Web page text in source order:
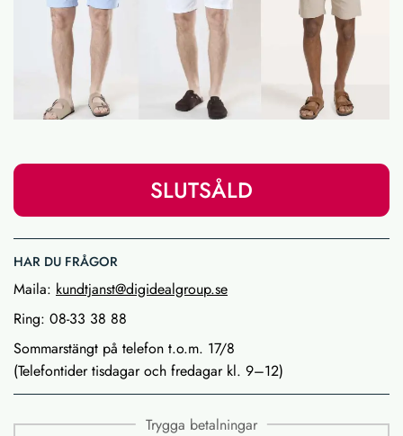
SLUTSÅLD
HAR DU FRÅGOR
Maila: kundtjanst@digidealgroup.se
Ring: 08-33 38 88
Sommarstängt på telefon t.o.m. 17/8
(Telefontider tisdagar och fredagar kl. 9–12)
Trygga betalningar